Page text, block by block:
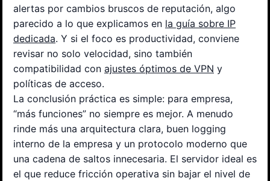
alertas por cambios bruscos de reputación, algo
parecido a lo que explicamos en la guía sobre IP
dedicada. Y si el foco es productividad, conviene
revisar no solo velocidad, sino también
compatibilidad con ajustes óptimos de VPN y
políticas de acceso.
La conclusión práctica es simple: para empresa,
“más funciones” no siempre es mejor. A menudo
rinde más una arquitectura clara, buen logging
interno de la empresa y un protocolo moderno que
una cadena de saltos innecesaria. El servidor ideal es
el que reduce fricción operativa sin bajar el nivel de